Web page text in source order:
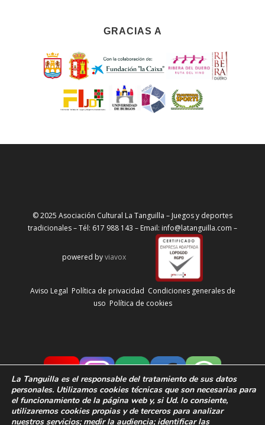
GRACIAS A
© 2025 Asociación Cultural La Tanguilla – Juegos y deportes
tradicionales – Tél: 617 988 143 – Email: info@latanguilla.com –
powered byviavox
Aviso Legal Política de privacidad Condiciones generales de
uso Política de cookies
La Tanguilla es el responsable del tratamiento de sus datos
personales. Utilizamos cookies técnicas que son necesarias para
el funcionamiento de la página web y, si Ud. lo consiente,
utilizaremos cookies propias y de terceros para analizar
nuestros servicios; medir la audiencia;identificar las